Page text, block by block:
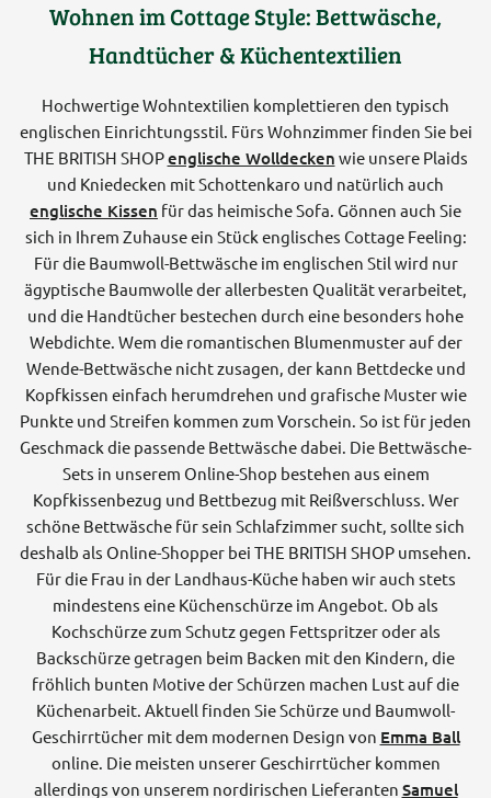
Wohnen im Cottage Style: Bettwäsche,
Handtücher & Küchentextilien
Hochwertige Wohntextilien komplettieren den typisch
englischen Einrichtungsstil. Fürs Wohnzimmer finden Sie bei
THE BRITISH SHOPenglische Wolldecken wie unsere Plaids
und Kniedecken mit Schottenkaro und natürlich auch
englische Kissen für das heimische Sofa. Gönnen auch Sie
sich in Ihrem Zuhause ein Stück englisches Cottage Feeling:
Für die Baumwoll-Bettwäsche im englischen Stil wird nur
ägyptische Baumwolle der allerbesten Qualität verarbeitet,
und die Handtücher bestechen durch eine besonders hohe
Webdichte. Wem die romantischen Blumenmuster auf der
Wende-Bettwäsche nicht zusagen, der kann Bettdecke und
Kopfkissen einfach herumdrehen und grafische Muster wie
Punkte und Streifen kommen zum Vorschein. So ist für jeden
Geschmack die passende Bettwäsche dabei. Die Bettwäsche-
Sets in unserem Online-Shop bestehen aus einem
Kopfkissenbezug und Bettbezug mit Reißverschluss. Wer
schöne Bettwäsche für sein Schlafzimmer sucht, sollte sich
deshalb als Online-Shopper bei THE BRITISH SHOP umsehen.
Für die Frau in der Landhaus-Küche haben wir auch stets
mindestens eine Küchenschürze im Angebot. Ob als
Kochschürze zum Schutz gegen Fettspritzer oder als
Backschürze getragen beim Backen mit den Kindern, die
fröhlich bunten Motive der Schürzen machen Lust auf die
Küchenarbeit. Aktuell finden Sie Schürze und Baumwoll-
Geschirrtücher mit dem modernen Design von Emma Ball
online. Die meisten unserer Geschirrtücher kommen
allerdings von unserem nordirischen Lieferanten Samuel